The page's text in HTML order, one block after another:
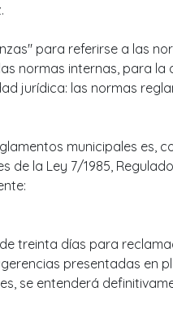
para referirse a las
normas internas, para la
jurídica: las normas
municipales es,
la Ley 7/1985,
treinta días para
presentadas en
se entenderá